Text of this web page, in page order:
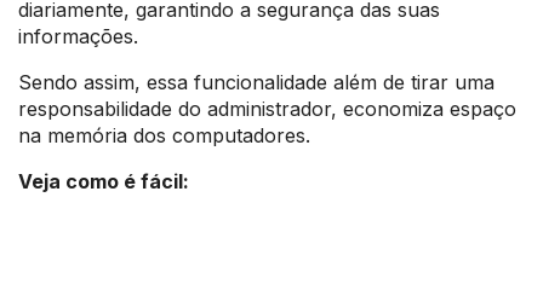
diariamente, garantindo a segurança das suas
informações.
Sendo assim, essa funcionalidade além de tirar uma
responsabilidade do administrador, economiza espaço
na memória dos computadores.
Veja como é fácil: